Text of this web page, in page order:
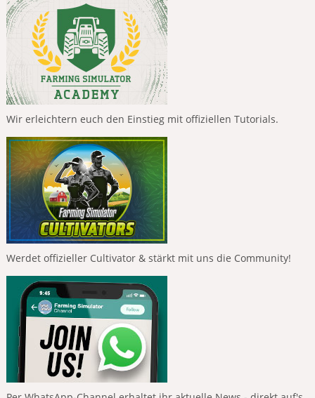
Wir erleichtern euch den Einstieg mit offiziellen Tutorials.
Werdet offizieller Cultivator & stärkt mit uns die Community!